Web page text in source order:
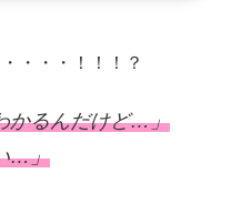
・・・・！！！？
かるんだけど…」
…」